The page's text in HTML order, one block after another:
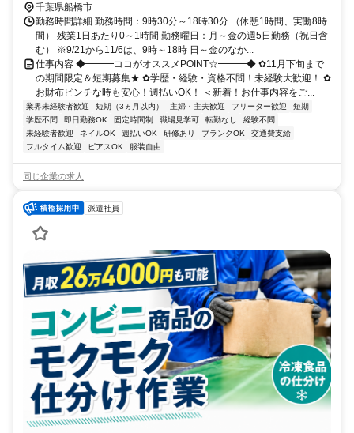
千葉県船橋市
勤務時間詳細 勤務時間：9時30分～18時30分 （休憩1時間、実働8時
間） 残業1日あたり0～1時間 勤務曜日：月～金の週5日勤務（祝日含
む） ※9/21から11/6は、9時～18時 日～金のなか...
仕事内容 ◆━━━ココがオススメPOINT☆━━━◆ ✿11月下旬まで
の期間限定＆短期募集★ ✿学歴・経験・資格不問！未経験大歓迎！ ✿
お財布ピンチな時も安心！週払いOK！ ＜新着！お仕事内容をご...
業界未経験者歓迎 短期（3ヵ月以内） 主婦・主夫歓迎 フリーター歓迎
短期
学歴不問
即日勤務OK 固定時間制 職場見学可 転勤なし
経験不問
未経験者歓迎
ネイルOK 週払いOK 研修あり ブランクOK
交通費支給
フルタイム歓迎
ピアスOK 服装自由
同じ企業の求人
派遣社員